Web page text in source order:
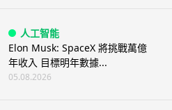
人工智能
Elon Musk: SpaceX 將挑戰萬億
年收入 目標明年數據...
05.08.2026